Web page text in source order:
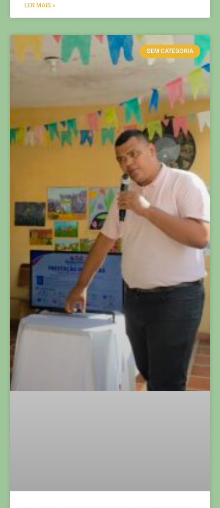
LER MAIS »
SEM CATEGORIA